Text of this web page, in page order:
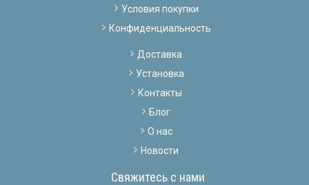
Условия покупки
Конфиденциальность
Доставка
Установка
Контакты
Блог
О нас
Новости
Свяжитесь с нами